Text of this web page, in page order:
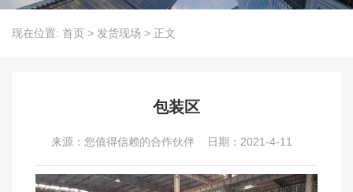
现在位置: 首页 > 发货现场 > 正文
包装区
来源：您值得信赖的合作伙伴 日期：2021-4-11